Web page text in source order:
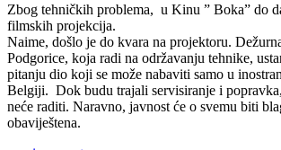
Zbog tehničkih problema, u Kinu ” Boka” do
filmskih projekcija.
Naime, došlo je do kvara na projektoru.
Podgorice, koja radi na održavanju tehnike,
pitanju dio koji se može nabaviti samo u
Belgiji. Dok budu trajali servisiranje i
neće raditi. Naravno, javnost će o svemu biti
obaviještena.